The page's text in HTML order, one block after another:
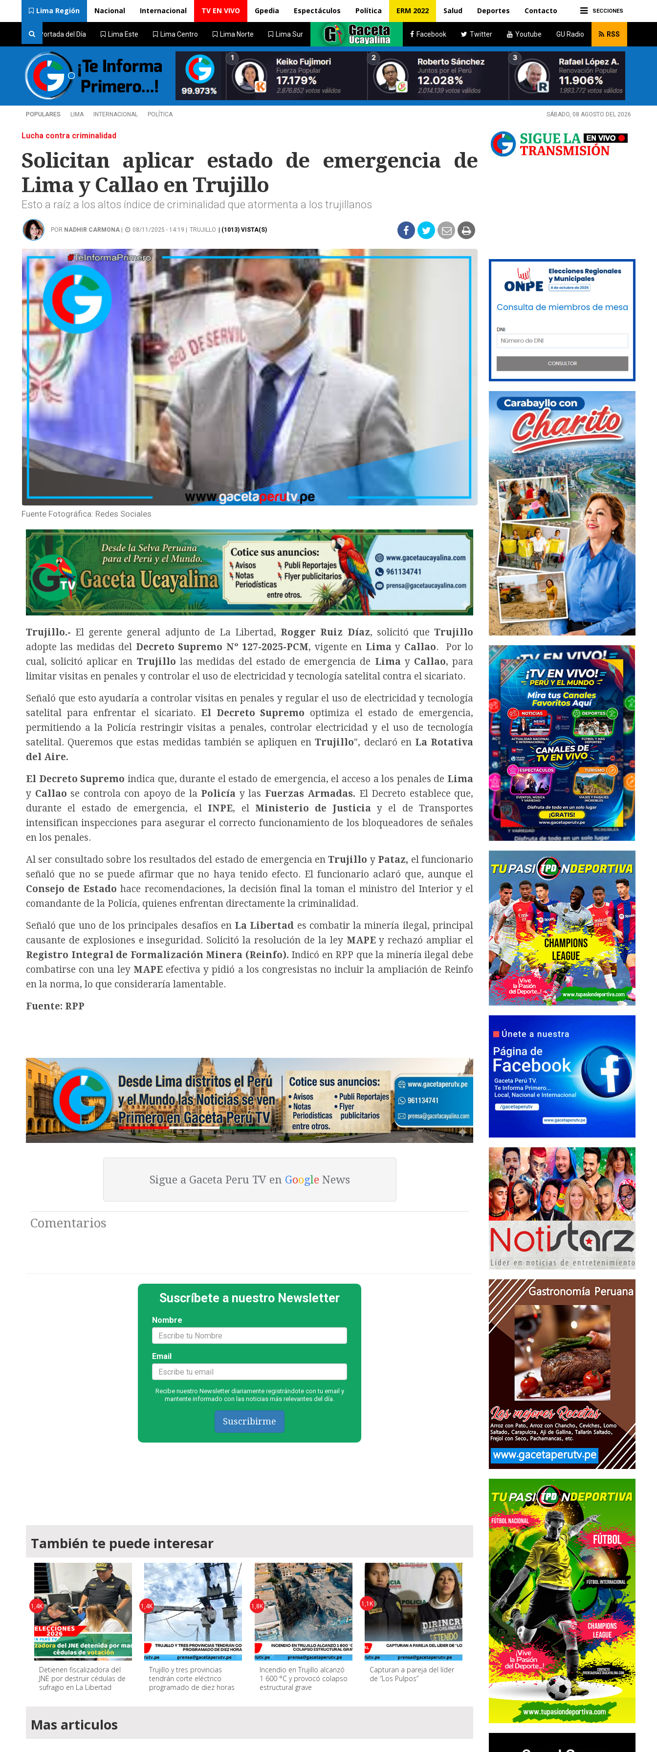
SECCIONES
Lima Región Nacional Internacional TV EN VIVO Gpedia Espectáculos Política ERM 2022 Salud Deportes Contacto
Portada del Día Lima Este Lima Centro Lima Norte Lima Sur Facebook Twitter Youtube GU Radio RSS
POPULARES LIMA INTERNACIONAL POLÍTICA SÁBADO, 08 AGOSTO DEL 2026
Lucha contra criminalidad
Solicitan aplicar estado de emergencia de
Lima y Callao en Trujillo
Esto a raíz a los altos índice de criminalidad que atormenta a los trujillanos
POR NADHIR CARMONA 08/11/2025 - 14:19 | TRUJILLO | (1013) VISTA(S)
Fuente Fotográfica: Redes Sociales
Trujillo.- El gerente general adjunto de La Libertad, Rogger Ruiz Díaz, solicitó queTrujillo
adopte las medidas del Decreto Supremo Nº 127-2025-PCM, vigente en Limay Callao. Por lo
cual, solicitó aplicar en Trujillo las medidas del estado de emergencia de Limay Callao, para
limitar visitas en penales y controlar el uso de electricidad y tecnología satelital contra el sicariato.
Señaló que esto ayudaría a controlar visitas en penales y regular el uso de electricidad y tecnología
satelital para enfrentar el sicariato. El Decreto Supremo optimiza el estado de emergencia,
permitiendo a la Policía restringir visitas a penales, controlar electricidad y el uso de tecnología
satelital. Queremos que estas medidas también se apliquen enTrujillo", declaró en La Rotativa
del Aire.
El Decreto Supremo indica que, durante el estado de emergencia, el acceso a los penales de Lima
y Callao se controla con apoyo de la Policía y las Fuerzas Armadas. El Decreto establece que,
durante el estado de emergencia, el INPE, el Ministerio de Justiciay el de Transportes
intensifican inspecciones para asegurar el correcto funcionamiento de los bloqueadores de señales
en los penales.
Al ser consultado sobre los resultados del estado de emergencia en Trujillo y Pataz, el funcionario
señaló que no se puede afirmar que no haya tenido efecto. El funcionario aclaró que, aunque el
Consejo de Estado hace recomendaciones, la decisión final la toman el ministro del Interior y el
comandante de la Policía, quienes enfrentan directamente la criminalidad.
Señaló que uno de los principales desafíos en La Libertad es combatir la minería ilegal, principal
causante de explosiones e inseguridad. Solicitó la resolución de la ley MAPEy rechazó ampliar el
Registro Integral de Formalización Minera (Reinfo). Indicó en RPP que la minería ilegal debe
combatirse con una ley MAPE efectiva y pidió a los congresistas no incluir la ampliación de Reinfo
en la norma, lo que consideraría lamentable.
Fuente: RPP
Sigue a Gaceta Peru TV en GoogleNews
Comentarios
Suscríbete a nuestro Newsletter
Nombre
Email
Recibe nuestro Newsletter diariamente registrándote con tu email y
mantente informado con las noticias más relevantes del día.
Suscribirme
También te puede interesar
Detienen fiscalizadora del
JNE por destruir cédulas de
sufragio en La Libertad
1,4K
Trujillo y tres provincias
tendrán corte eléctrico
programado de diez horas
1,4K
Incendio en Trujillo alcanzó
1 600 °C y provocó colapso
estructural grave
1,8K
Capturan a pareja del líder
de “Los Pulpos”
1,1K
Mas articulos